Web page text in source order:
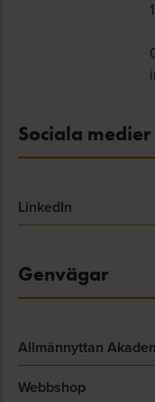
Sociala medier
LinkedIn
Genvägar
Allmännyttan
Webbshop